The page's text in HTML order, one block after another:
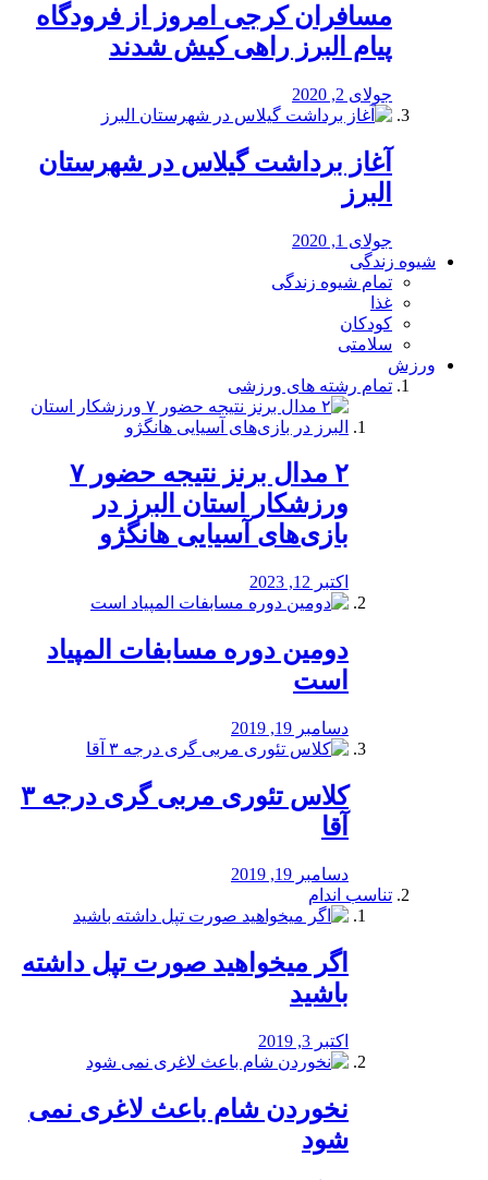
مسافران کرجی امروز از فرودگاه
پیام البرز راهی کیش شدند
جولای 2, 2020
آغاز برداشت گیلاس در شهرستان
البرز
جولای 1, 2020
شیوه زندگی
تمام شیوه زندگی
غذا
کودکان
سلامتی
ورزش
تمام رشته های ورزشی
۲ مدال برنز نتیجه حضور ۷
ورزشکار استان البرز در
بازی‌های آسیایی هانگژو
اکتبر 12, 2023
دومین دوره مسابفات المپیاد
است
دسامبر 19, 2019
کلاس تئوری مربی گری درجه ۳
آقا
دسامبر 19, 2019
تناسب اندام
اگر میخواهید صورت تپل داشته
باشید
اکتبر 3, 2019
نخوردن شام باعث لاغری نمی
‌شود